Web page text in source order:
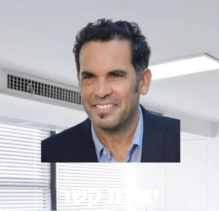
יצירת קשר